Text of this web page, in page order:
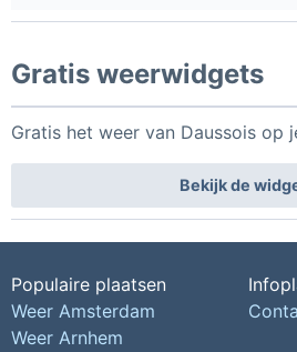
Gratis weerwidgets
Gratis het weer van Daussois op
Bekijk de
Populaire plaatsen
Weer Amsterdam
Weer Arnhem